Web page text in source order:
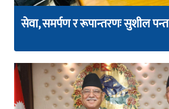
सेवा, समर्पण र रूपान्तरणः सुशील पन्त